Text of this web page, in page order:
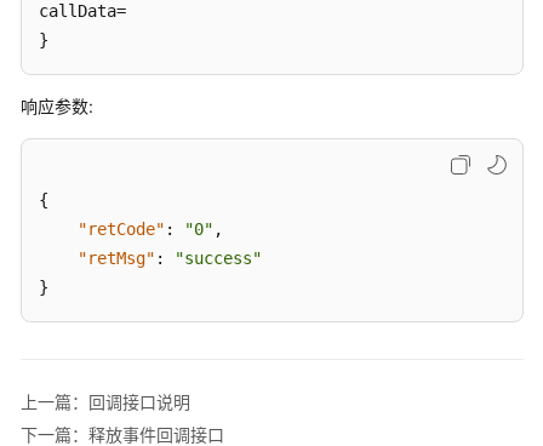
功
集
呼
呼
(V1.0.0)
创
建
callData=
}
响应参数:
{
"retCode" : "0" ,
"retMsg" :
"success"
}
上一篇：回调接口说明
下一篇：释放事件回调接口